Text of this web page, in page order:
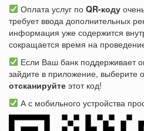
Оплата услуг по QR-коду
требует ввода дополнительных
информация уже содержится
сокращается время на
Если Ваш банк поддерживает
зайдите в приложение, выберите
отсканируйте этот код!
А с мобильного устройства